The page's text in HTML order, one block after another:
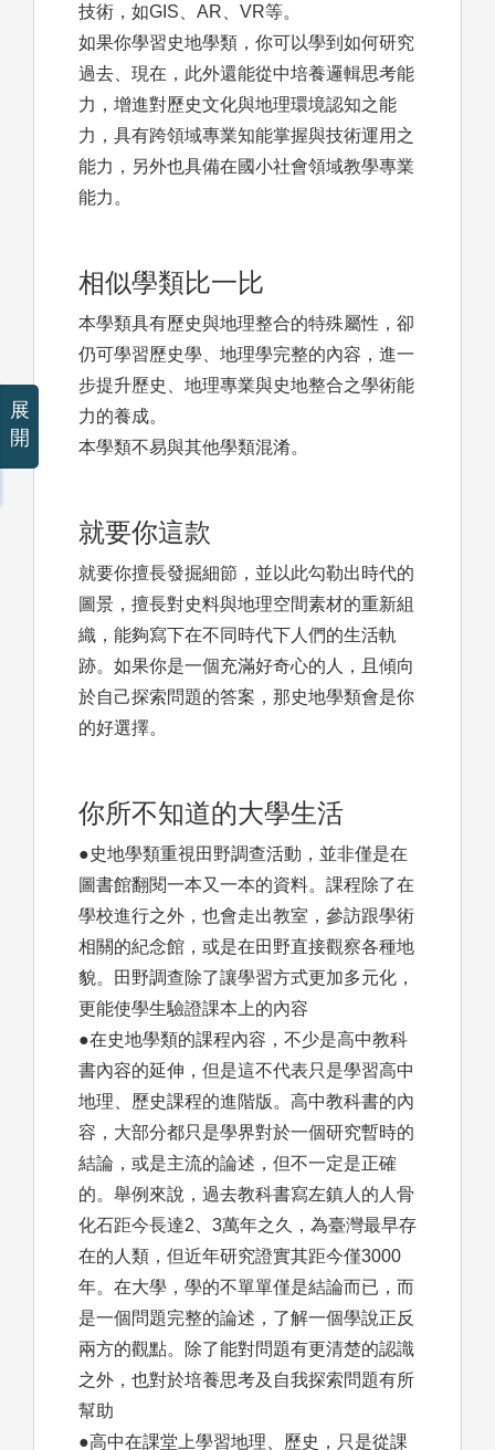
技術，如GIS、AR、VR等。
如果你學習史地學類，你可以學到如何研究
過去、現在，此外還能從中培養邏輯思考能
力，增進對歷史文化與地理環境認知之能
力，具有跨領域專業知能掌握與技術運用之
能力，另外也具備在國小社會領域教學專業
能力。
相似學類比一比
本學類具有歷史與地理整合的特殊屬性，卻
仍可學習歷史學、地理學完整的內容，進一
步提升歷史、地理專業與史地整合之學術能
力的養成。
本學類不易與其他學類混淆。
就要你這款
就要你擅長發掘細節，並以此勾勒出時代的
圖景，擅長對史料與地理空間素材的重新組
織，能夠寫下在不同時代下人們的生活軌
跡。如果你是一個充滿好奇心的人，且傾向
於自己探索問題的答案，那史地學類會是你
的好選擇。
你所不知道的大學生活
●史地學類重視田野調查活動，並非僅是在
圖書館翻閱一本又一本的資料。課程除了在
學校進行之外，也會走出教室，參訪跟學術
相關的紀念館，或是在田野直接觀察各種地
貌。田野調查除了讓學習方式更加多元化，
更能使學生驗證課本上的內容
●在史地學類的課程內容，不少是高中教科
書內容的延伸，但是這不代表只是學習高中
地理、歷史課程的進階版。高中教科書的內
容，大部分都只是學界對於一個研究暫時的
結論，或是主流的論述，但不一定是正確
的。舉例來說，過去教科書寫左鎮人的人骨
化石距今長達2、3萬年之久，為臺灣最早存
在的人類，但近年研究證實其距今僅3000
年。在大學，學的不單單僅是結論而已，而
是一個問題完整的論述，了解一個學說正反
兩方的觀點。除了能對問題有更清楚的認識
之外，也對於培養思考及自我探索問題有所
幫助
●高中在課堂上學習地理、歷史，只是從課
展
開